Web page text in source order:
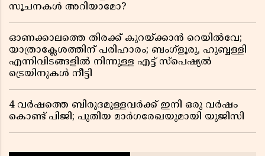
സൂചനകൾ അറിയാമോ?
ഓണക്കാലത്തെ തിരക്ക് കുറയ്ക്കാൻ റെയിൽവേ;
യാത്രാക്ലേശത്തിന് പരിഹാരം; ബംഗ്ളൂരു, ഹുബ്ബള്ളി
എന്നിവിടങ്ങളിൽ നിന്നുള്ള എട്ട് സ്പെഷ്യൽ
ട്രെയിനുകൾ നീട്ടി
4 വർഷത്തെ ബിരുദമുള്ളവർക്ക് ഇനി ഒരു വർഷം
കൊണ്ട് പിജി; പുതിയ മാർഗരേഖയുമായി യുജിസി